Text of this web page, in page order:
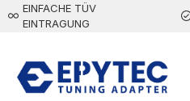
springen
EINFACHE TÜV
EINTRAGUNG